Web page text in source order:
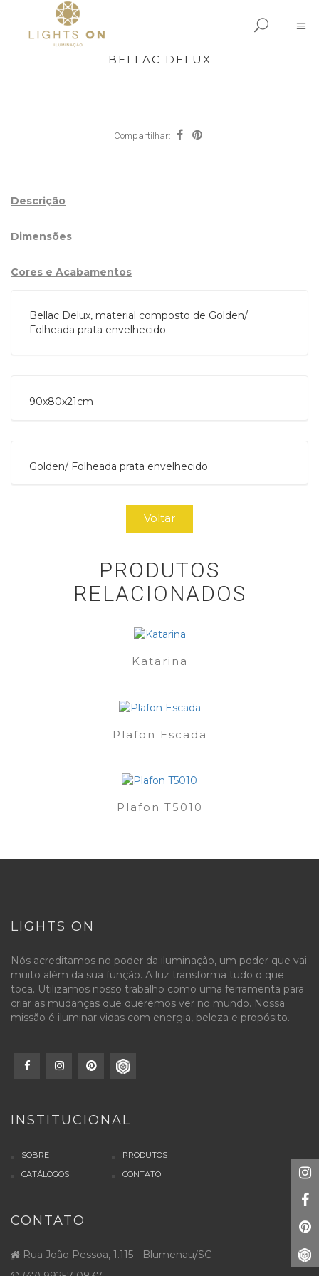
BELLAC DELUX
Compartilhar:
Descrição
Dimensões
Cores e Acabamentos
Bellac Delux, material composto de Golden/
Folheada prata envelhecido.
90x80x21cm
Golden/ Folheada prata envelhecido
Voltar
PRODUTOS
RELACIONADOS
Katarina
Plafon Escada
Plafon T5010
LIGHTS ON
Nós acreditamos no poder da iluminação, um poder que vai
muito além da sua função. A luz transforma tudo o que
toca. Utilizamos nosso trabalho como uma ferramenta para
criar as mudanças que queremos ver no mundo. Nossa
missão é iluminar vidas com energia, beleza e propósito.
INSTITUCIONAL
SOBRE
PRODUTOS
CATÁLOGOS
CONTATO
CONTATO
Rua João Pessoa, 1.115 - Blumenau/SC